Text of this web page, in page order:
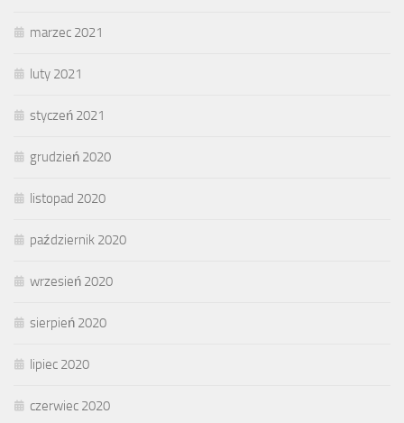
marzec 2021
luty 2021
styczeń 2021
grudzień 2020
listopad 2020
październik 2020
wrzesień 2020
sierpień 2020
lipiec 2020
czerwiec 2020